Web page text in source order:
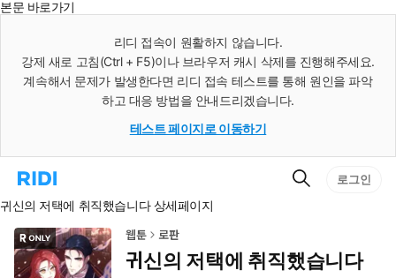
본문 바로가기
리디 접속이 원활하지 않습니다.
강제 새로 고침(Ctrl + F5)이나 브라우저 캐시 삭제를 진행해주세요.
계속해서 문제가 발생한다면 리디 접속 테스트를 통해 원인을 파악
하고 대응 방법을 안내드리겠습니다.
테스트 페이지로 이동하기
리
홈
로
이
동
검
로그인
귀신의 저택에 취직했습니다 상세페이지
웹툰 로판
귀신의 저택에 취직했습니다